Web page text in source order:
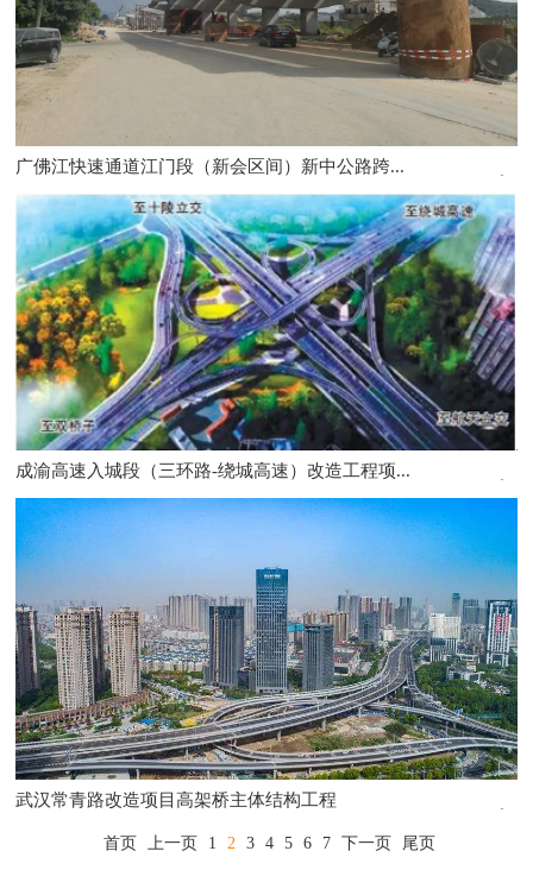
广佛江快速通道江门段（新会区间）新中公路跨...
成渝高速入城段（三环路-绕城高速）改造工程项...
武汉常青路改造项目高架桥主体结构工程
首页 上一页 1 2 3 4 5 6 7 下一页 尾页